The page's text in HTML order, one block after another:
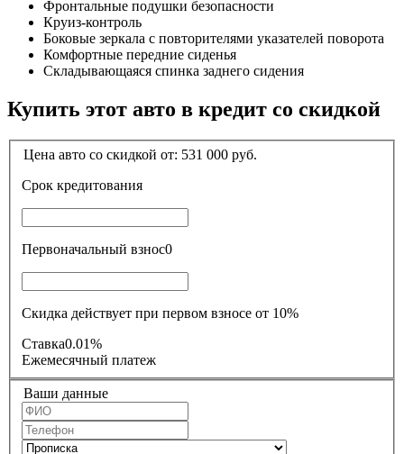
Фронтальные подушки безопасности
Круиз-контроль
Боковые зеркала с повторителями указателей поворота
Комфортные передние сиденья
Складывающаяся спинка заднего сидения
Купить этот авто в кредит со скидкой
Цена авто со скидкой от: 531 000 руб.
Срок кредитования
Первоначальный взнос0
Скидка действует при первом взносе от 10%
Ставка0.01%
Ежемесячный платеж
Ваши данные